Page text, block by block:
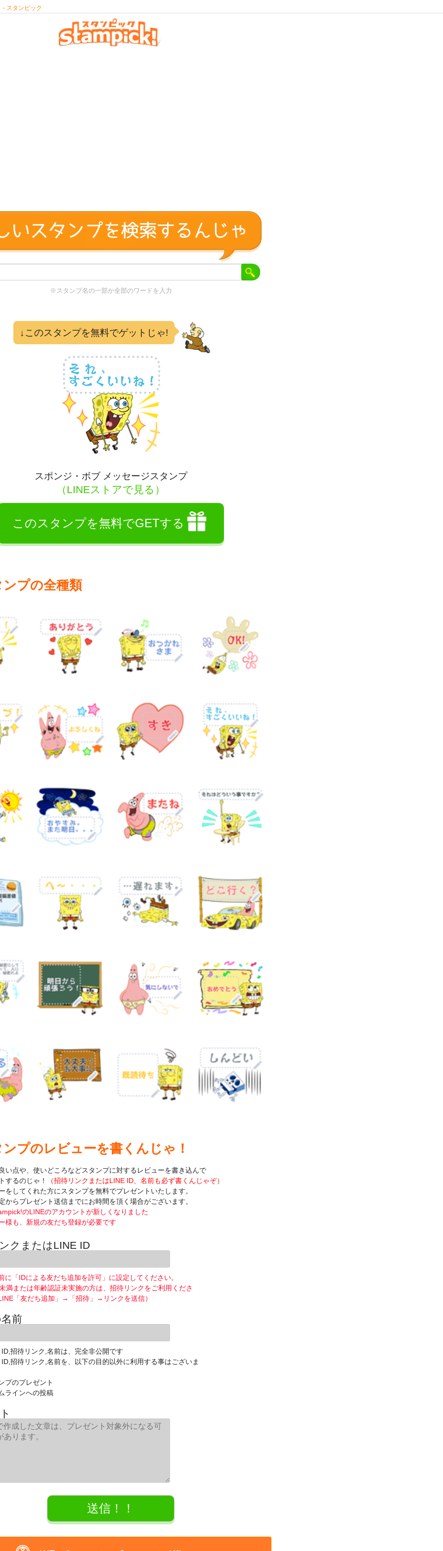
- スタンピック
※スタンプ名の一部か全部のワードを入力
↓このスタンプを無料でゲットじゃ!
スポンジ・ボブ メッセージスタンプ
（LINEストアで見る）
このスタンプを無料でGETする
プの全種類
プのレビューを書くんじゃ！
い点や、使いどころなどスタンプに対するレビューを書き込んで
するのじゃ！
（招待リンクまたはLINE ID、名前も必ず書くんじゃぞ）
してくれた方にスタンプを無料でプレゼントいたします。
らプレゼント送信までにお時間を頂く場合がございます。
のLINEのアカウントが新しくなりました
様も、新規の友だち登録が必要です
クまたはLINE ID
に「IDによる友だち追加を許可」に設定してください。
満または年齢認証未実施の方は、招待リンクをご利用くださ
「友だち追加」→「招待」→リンクを送信）
前
招待リンク,名前は、完全非公開です
招待リンク,名前を、以下の目的以外に利用する事はございま
プのプレゼント
ラインへの投稿